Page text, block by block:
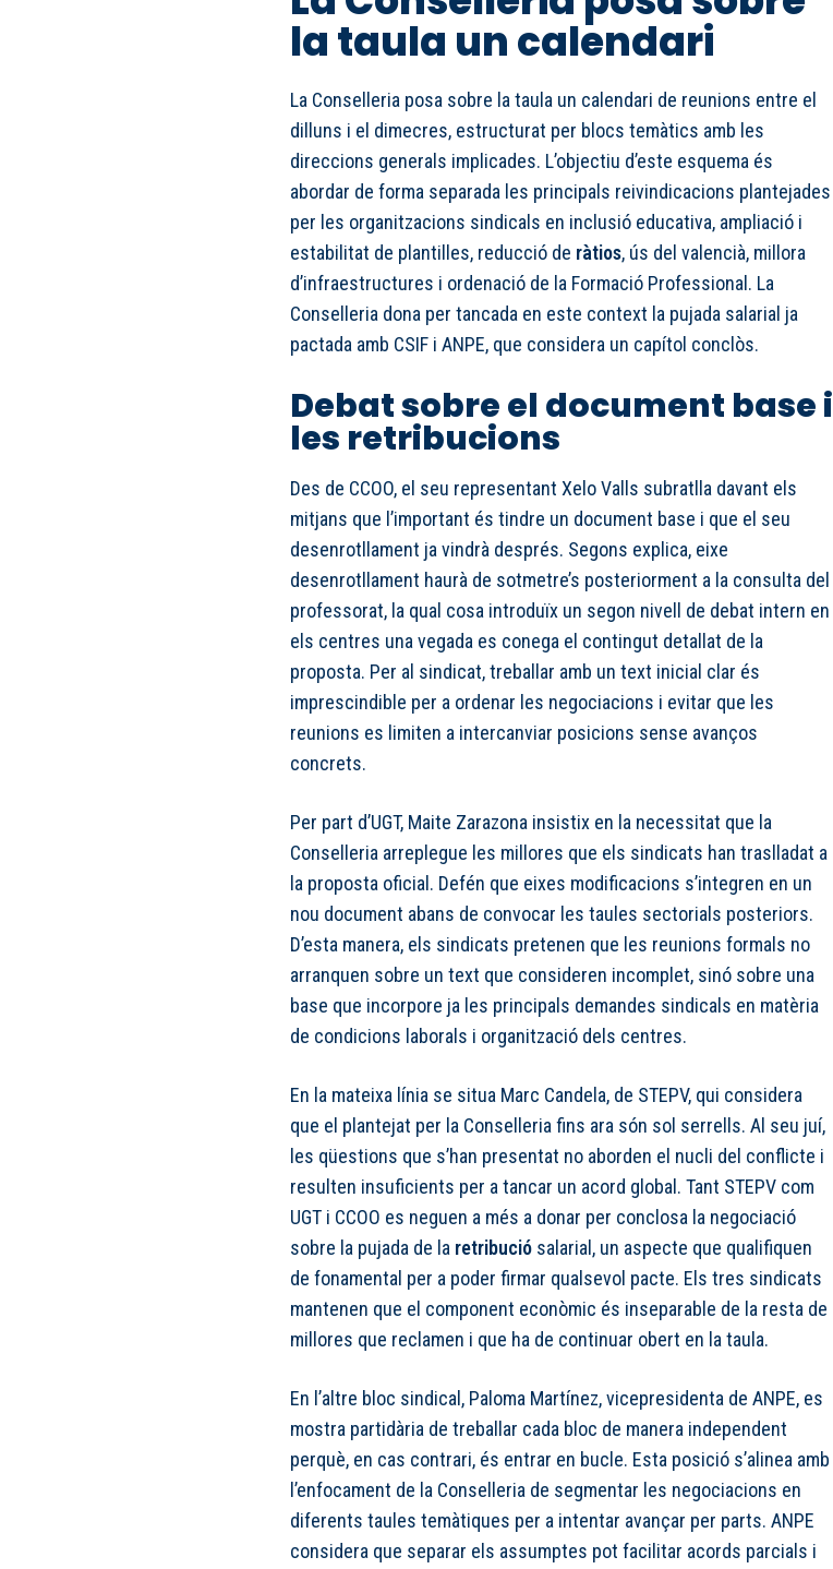
la taula un calendari
La Conselleria posa sobre la taula un calendari de reunions entre el
dilluns i el dimecres, estructurat per blocs temàtics amb les
direccions generals implicades. L’objectiu d’este esquema és
abordar de forma separada les principals reivindicacions plantejades
per les organitzacions sindicals en inclusió educativa, ampliació i
estabilitat de plantilles, reducció de ràtios, ús del valencià, millora
d’infraestructures i ordenació de la Formació Professional. La
Conselleria dona per tancada en este context la pujada salarial ja
pactada amb CSIF i ANPE, que considera un capítol conclòs.
Debat sobre el document base i
les retribucions
Des de CCOO, el seu representant Xelo Valls subratlla davant els
mitjans que l’important és tindre un document base i que el seu
desenrotllament ja vindrà després. Segons explica, eixe
desenrotllament haurà de sotmetre’s posteriorment a la consulta del
professorat, la qual cosa introduïx un segon nivell de debat intern en
els centres una vegada es conega el contingut detallat de la
proposta. Per al sindicat, treballar amb un text inicial clar és
imprescindible per a ordenar les negociacions i evitar que les
reunions es limiten a intercanviar posicions sense avanços
concrets.
Per part d’UGT, Maite Zarazona insistix en la necessitat que la
Conselleria arreplegue les millores que els sindicats han traslladat a
la proposta oficial. Defén que eixes modificacions s’integren en un
nou document abans de convocar les taules sectorials posteriors.
D’esta manera, els sindicats pretenen que les reunions formals no
arranquen sobre un text que consideren incomplet, sinó sobre una
base que incorpore ja les principals demandes sindicals en matèria
de condicions laborals i organització dels centres.
En la mateixa línia se situa Marc Candela, de STEPV, qui considera
que el plantejat per la Conselleria fins ara són sol serrells. Al seu juí,
les qüestions que s’han presentat no aborden el nucli del conflicte i
resulten insuficients per a tancar un acord global. Tant STEPV com
UGT i CCOO es neguen a més a donar per conclosa la negociació
sobre la pujada de la retribució salarial, un aspecte que qualifiquen
de fonamental per a poder firmar qualsevol pacte. Els tres sindicats
mantenen que el component econòmic és inseparable de la resta de
millores que reclamen i que ha de continuar obert en la taula.
En l’altre bloc sindical, Paloma Martínez, vicepresidenta de ANPE, es
mostra partidària de treballar cada bloc de manera independent
perquè, en cas contrari, és entrar en bucle. Esta posició s’alinea amb
l’enfocament de la Conselleria de segmentar les negociacions en
diferents taules temàtiques per a intentar avançar per parts. ANPE
considera que separar els assumptes pot facilitar acords parcials i